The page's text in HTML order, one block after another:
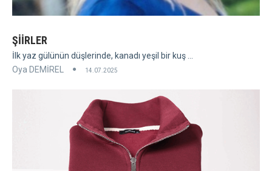
ŞİİRLER
İlk yaz gülünün düşlerinde, kanadı yeşil bir kuş ...
Oya DEMİREL
14.07.2025